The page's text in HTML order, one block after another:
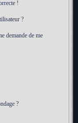
!
?
demande de me
?